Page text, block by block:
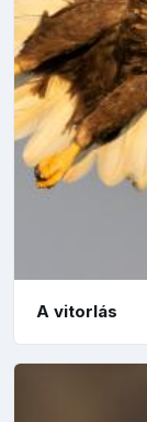
A vitorlás